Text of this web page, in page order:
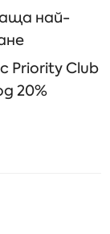
най-
Priority Club
20%